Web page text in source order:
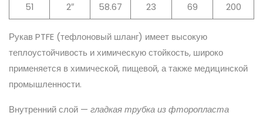
51
2″ 58.67 23 69 200
Рукав PTFE (тефлоновый шланг) имеет высокую
теплоустойчивость и химическую стойкость, широко
применяется в химической, пищевой, а также медицинской
промышленности.
Внутренний слой — гладкая трубка из фторопласта